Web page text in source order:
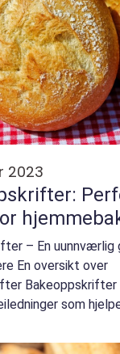
2023
– En uunnværlig
En oversikt over
Bakeoppskrifter
som
inneholder